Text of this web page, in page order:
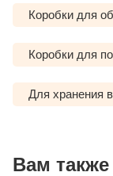
Коробки для
Коробки для
Для хранения
Вам